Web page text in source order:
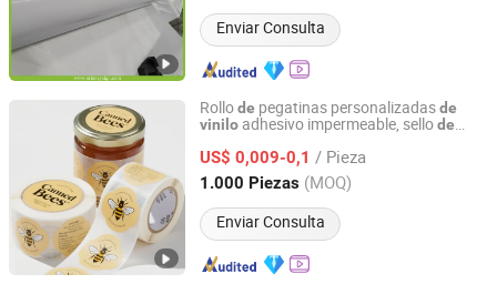
Enviar Consulta
Rollode pegatinas personalizadasde
vinilo adhesivo impermeable, sellode
delogotipo empresarial,
embalaje alimentos
US$ 0,009-0,1 / Pieza
1.000 Piezas (MOQ)
Enviar Consulta
Lianyungang Zhehan Printing Co., Ltd.
Jiangsu, China Desde 2024